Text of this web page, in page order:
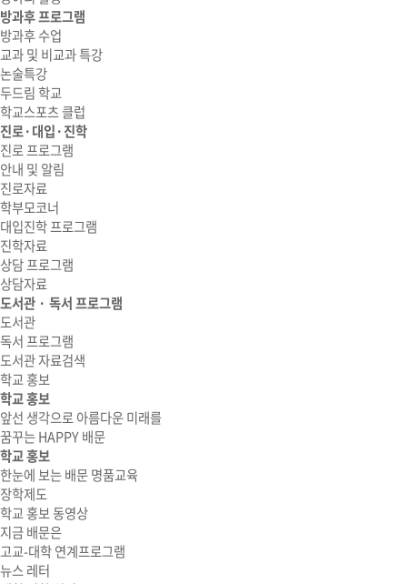
방과후 프로그램
방과후 수업
교과 및 비교과 특강
논술특강
두드림 학교
학교스포츠 클럽
진로·대입·진학
진로 프로그램
안내 및 알림
진로자료
학부모코너
대입진학 프로그램
진학자료
상담 프로그램
상담자료
도서관 · 독서 프로그램
도서관
독서 프로그램
도서관 자료검색
학교 홍보
학교 홍보
앞선 생각으로 아름다운 미래를
꿈꾸는 HAPPY 배문
학교 홍보
한눈에 보는 배문 명품교육
장학제도
학교 홍보 동영상
지금 배문은
고교-대학 연계프로그램
뉴스 레터